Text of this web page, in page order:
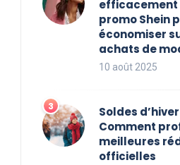
efficacement
promo Shein
économiser
achats de
10 août 2025
Soldes
Comment
meilleures
officielles